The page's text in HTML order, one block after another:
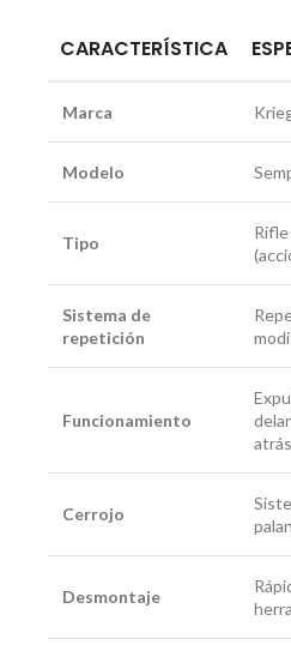
CARACTERÍSTICA
Marca
Modelo
Tipo
Sistema de
repetición
Funcionamiento
atrás
Cerrojo
Desmontaje